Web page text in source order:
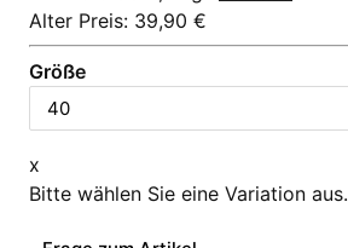
Alter Preis: 39,90 €
Größe
x
Bitte wählen Sie eine Variation aus.